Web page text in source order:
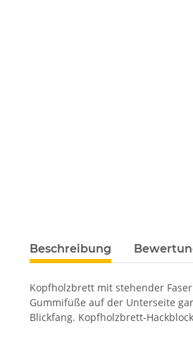
Beschreibung
Kopfholzbrett mit stehender
Gummifüße auf der Unterseite
Blickfang. Kopfholzbrett-